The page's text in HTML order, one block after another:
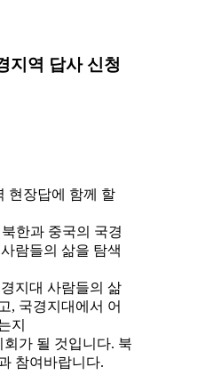
지역 답사 신청
현장답에 함께 할
한과 중국의 국경
람들의 삶을 탐색
지대 사람들의 삶
, 국경지대에서 어
지
가 될 것입니다. 북
참여바랍니다.